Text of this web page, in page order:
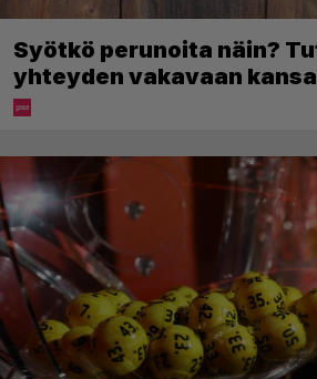
Syötkö perunoita näin?
yhteyden vakavaan